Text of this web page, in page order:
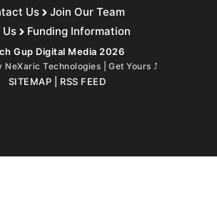
Us
Join Our Team
Funding Information
Gup Digital Media 2026
NeXaric Technologies | Get Yours⤴︎
SITEMAP RSS FEED